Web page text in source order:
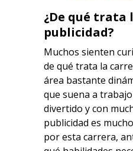
¿De qué trata
publicidad?
Muchos sienten
de qué trata la
área bastante
que suena a
divertido y con
publicidad es
por esta carrera,